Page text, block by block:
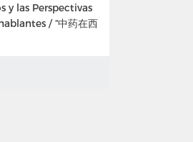
y las Perspectivas
/ “中药在西